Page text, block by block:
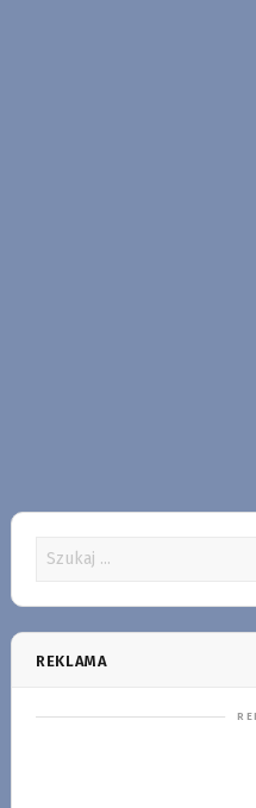
REKLAMA